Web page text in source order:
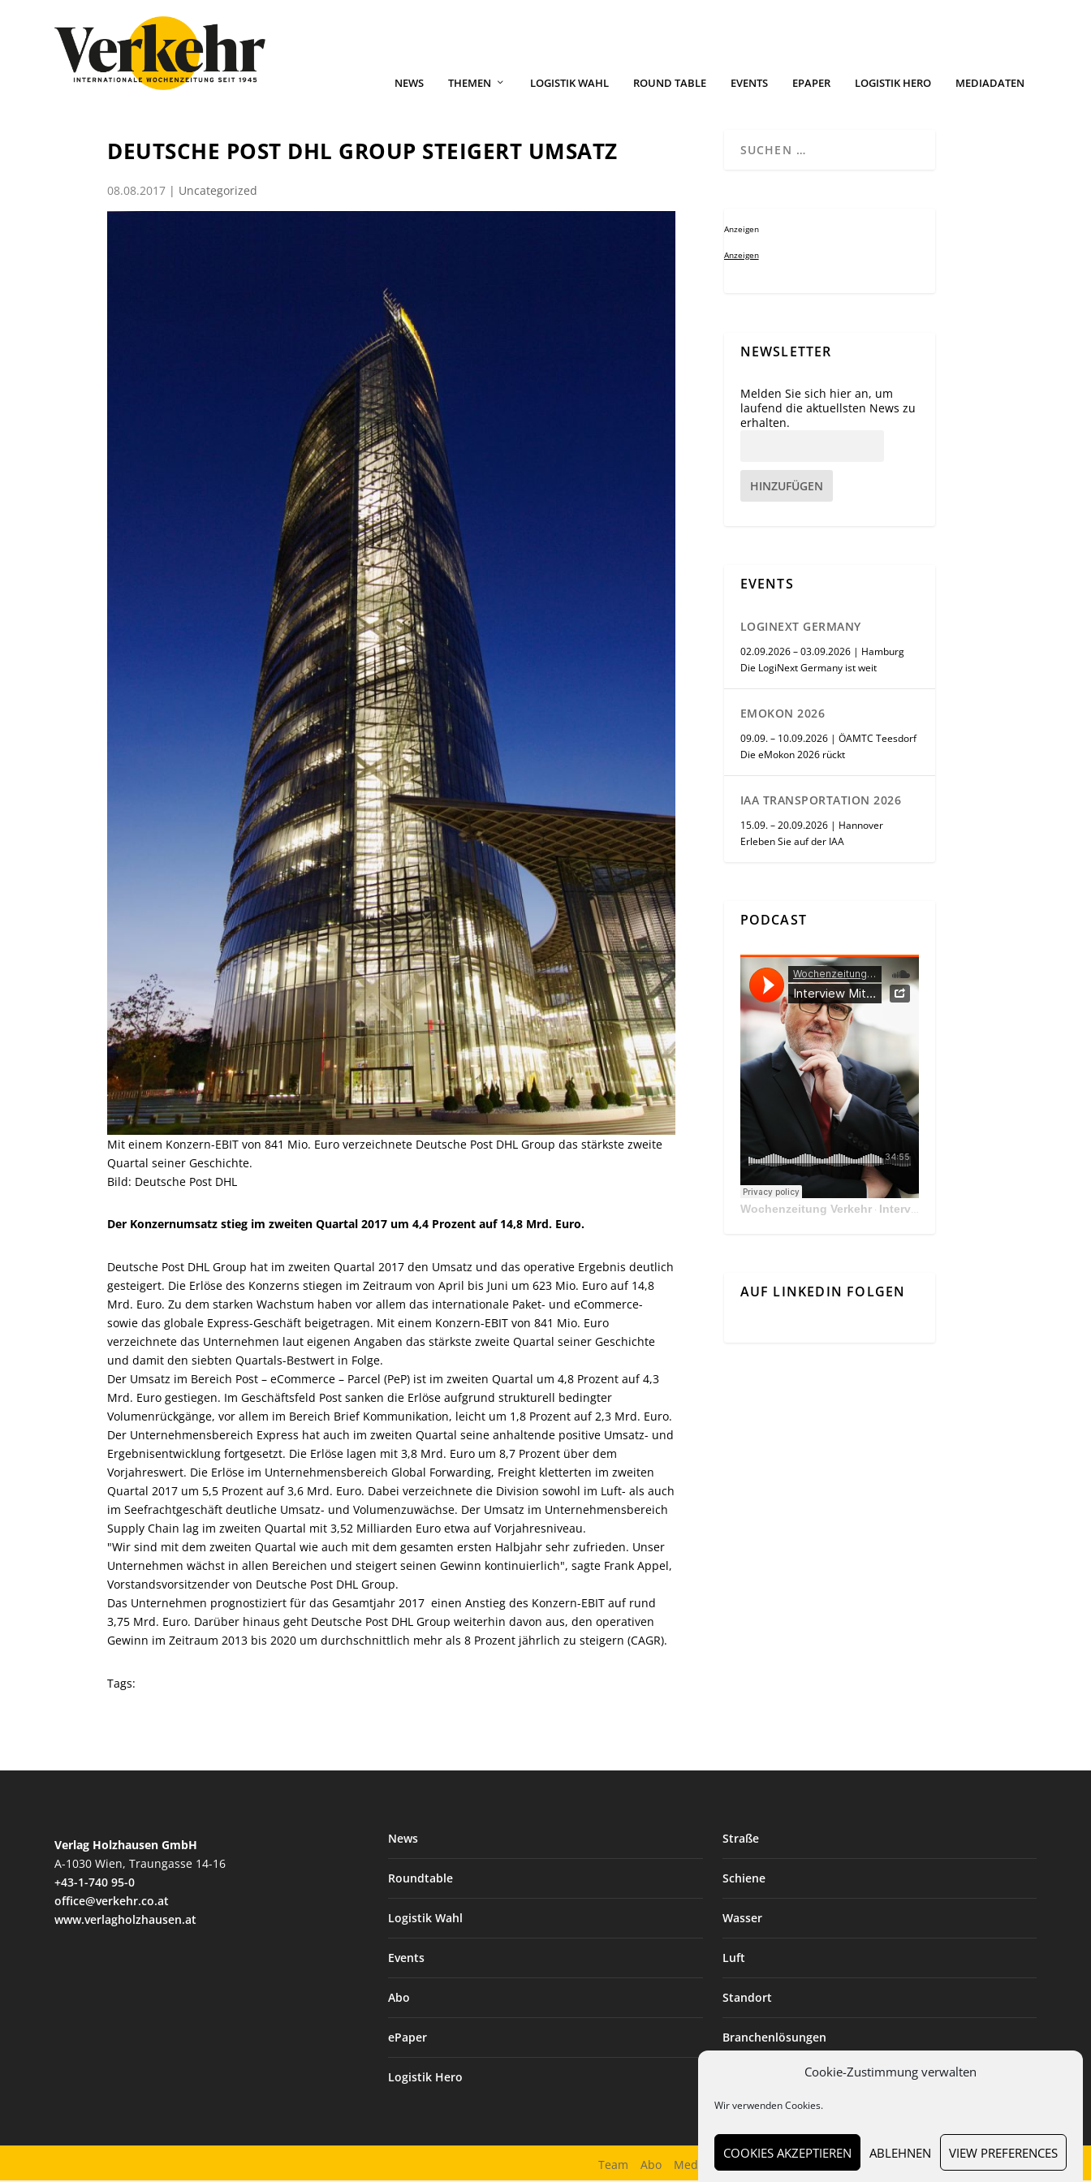
Cookie-Zustimmung verwalten
Wir verwenden Cookies.
COOKIES AKZEPTIEREN ABLEHNEN VIEW PREFERENCES
NEWS THEMEN LOGISTIK WAHL ROUND TABLE EVENTS EPAPER LOGISTIK HERO MEDIADATEN
DEUTSCHE POST DHL GROUP STEIGERT UMSATZ
08.08.2017 | Uncategorized
Mit einem Konzern-EBIT von 841 Mio. Euro verzeichnete Deutsche Post DHL Group das stärkste zweite
Quartal seiner Geschichte.
Bild: Deutsche Post DHL
Der Konzernumsatz stieg im zweiten Quartal 2017 um 4,4 Prozent auf 14,8 Mrd. Euro.
Deutsche Post DHL Group hat im zweiten Quartal 2017 den Umsatz und das operative Ergebnis deutlich
gesteigert. Die Erlöse des Konzerns stiegen im Zeitraum von April bis Juni um 623 Mio. Euro auf 14,8
Mrd. Euro. Zu dem starken Wachstum haben vor allem das internationale Paket- und eCommerce-
sowie das globale Express-Geschäft beigetragen. Mit einem Konzern-EBIT von 841 Mio. Euro
verzeichnete das Unternehmen laut eigenen Angaben das stärkste zweite Quartal seiner Geschichte
und damit den siebten Quartals-Bestwert in Folge.
Der Umsatz im Bereich Post – eCommerce – Parcel (PeP) ist im zweiten Quartal um 4,8 Prozent auf 4,3
Mrd. Euro gestiegen. Im Geschäftsfeld Post sanken die Erlöse aufgrund strukturell bedingter
Volumenrückgänge, vor allem im Bereich Brief Kommunikation, leicht um 1,8 Prozent auf 2,3 Mrd. Euro.
Der Unternehmensbereich Express hat auch im zweiten Quartal seine anhaltende positive Umsatz- und
Ergebnisentwicklung fortgesetzt. Die Erlöse lagen mit 3,8 Mrd. Euro um 8,7 Prozent über dem
Vorjahreswert. Die Erlöse im Unternehmensbereich Global Forwarding, Freight kletterten im zweiten
Quartal 2017 um 5,5 Prozent auf 3,6 Mrd. Euro. Dabei verzeichnete die Division sowohl im Luft- als auch
im Seefrachtgeschäft deutliche Umsatz- und Volumenzuwächse. Der Umsatz im Unternehmensbereich
Supply Chain lag im zweiten Quartal mit 3,52 Milliarden Euro etwa auf Vorjahresniveau.
"Wir sind mit dem zweiten Quartal wie auch mit dem gesamten ersten Halbjahr sehr zufrieden. Unser
Unternehmen wächst in allen Bereichen und steigert seinen Gewinn kontinuierlich", sagte Frank Appel,
Vorstandsvorsitzender von Deutsche Post DHL Group.
Das Unternehmen prognostiziert für das Gesamtjahr 2017 einen Anstieg des Konzern-EBIT auf rund
3,75 Mrd. Euro. Darüber hinaus geht Deutsche Post DHL Group weiterhin davon aus, den operativen
Gewinn im Zeitraum 2013 bis 2020 um durchschnittlich mehr als 8 Prozent jährlich zu steigern (CAGR).
Tags:
Anzeigen
Anzeigen
NEWSLETTER
Melden Sie sich hier an, um
laufend die aktuellsten News zu
erhalten.
HINZUFÜGEN
EVENTS
LOGINEXT GERMANY
02.09.2026 – 03.09.2026 | Hamburg
Die LogiNext Germany ist weit
EMOKON 2026
09.09. – 10.09.2026 | ÖAMTC Teesdorf
Die eMokon 2026 rückt
IAA TRANSPORTATION 2026
15.09. – 20.09.2026 | Hannover
Erleben Sie auf der IAA
PODCAST
Wochenzeitung Verkehr· Interview Mit Andreas Matthä, CEO der ÖBB Holding
AUF LINKEDIN FOLGEN
Verlag Holzhausen GmbH
A-1030 Wien, Traungasse 14-16
+43-1-740 95-0
office@verkehr.co.at
www.verlagholzhausen.at
News
Roundtable
Logistik Wahl
Events
Abo
ePaper
Logistik Hero
Straße
Schiene
Wasser
Luft
Standort
Branchenlösungen
Team Abo Mediadaten Datenschutz Impressum